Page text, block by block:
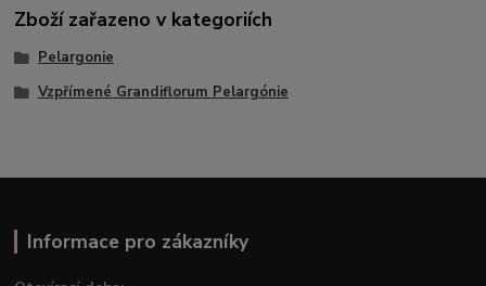
Zboží zařazeno v kategoriích
Pelargonie
Vzpřímené Grandiflorum Pelargónie
Informace pro zákazníky